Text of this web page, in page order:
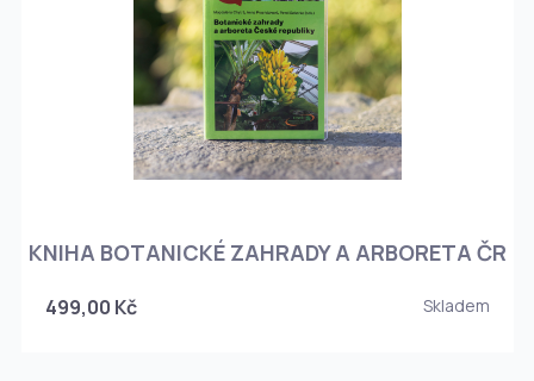
KNIHA BOTANICKÉ ZAHRADY A ARBORETA ČR
499,00 Kč Skladem